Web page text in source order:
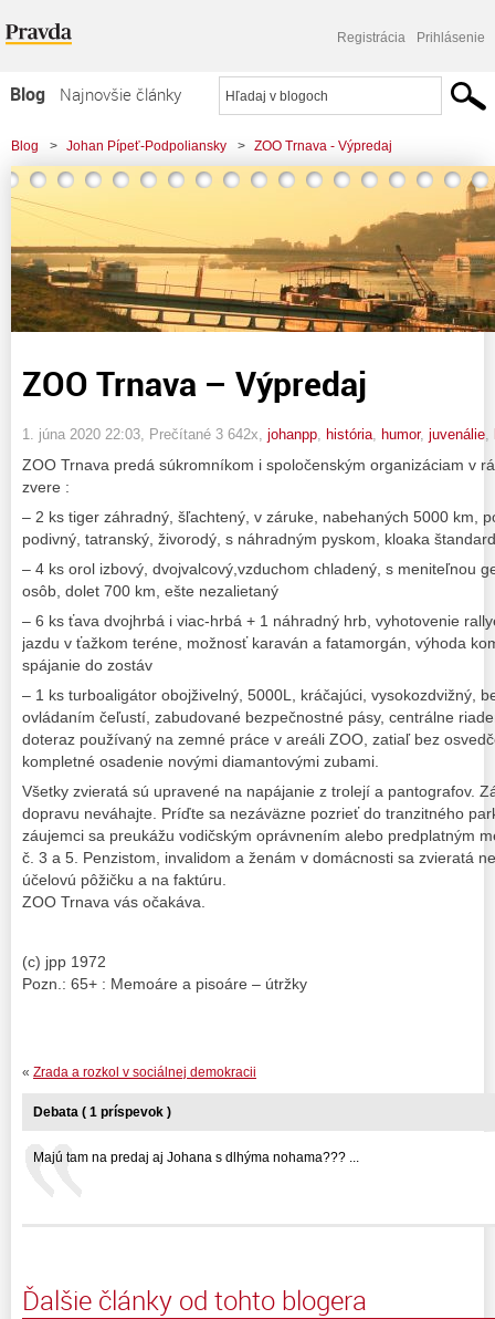
Registrácia Prihlásenie
Blog
Najnovšie články
Najčítanejšie články
Najkomentovanejšie články
Zoznam blogov
Komerčné blogy
Blog > Johan Pípeť-Podpoliansky > ZOO Trnava - Výpredaj
ZOO Trnava – Výpredaj
1. júna 2020 22:03 , Prečítané 3 642x, johanpp história humor, juvenálie
ZOO Trnava predá súkromníkom i spoločenským organizáciam v
zvere :
– 2 ks tiger záhradný, šľachtený, v záruke, nabehaných 5000 km,
podivný, tatranský, živorodý, s náhradným pyskom, kloaka
– 4 ks orol izbový, dvojvalcový,vzduchom chladený, s meniteľnou
osôb, dolet 700 km, ešte nezalietaný
– 6 ks ťava dvojhrbá i viac-hrbá + 1 náhradný hrb, vyhotovenie
jazdu v ťažkom teréne, možnosť karaván a fatamorgán, výhoda
spájanie do zostáv
– 1 ks turboaligátor obojživelný, 5000L, kráčajúci, vysokozdvižný,
ovládaním čeľustí, zabudované bezpečnostné pásy, centrálne
doteraz používaný na zemné práce v areáli ZOO, zatiaľ bez
kompletné osadenie novými diamantovými zubami.
Všetky zvieratá sú upravené na napájanie z trolejí a pantografov.
dopravu neváhajte. Príďte sa nezáväzne pozrieť do tranzitného
záujemci sa preukážu vodičským oprávnením alebo predplatným
č. 3 a 5. Penzistom, invalidom a ženám v domácnosti sa zvieratá
účelovú pôžičku a na faktúru.
ZOO Trnava vás očakáva.
(c) jpp 1972
Pozn.: 65+ : Memoáre a pisoáre – útržky
« Zrada a rozkol v sociálnej demokracii
Debata ( 1 príspevok )
Majú tam na predaj aj Johana s dlhýma nohama??? ...
Ďalšie články od tohto blogera